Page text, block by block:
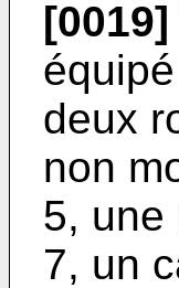
[0019]
deux
non
5, une
7, un